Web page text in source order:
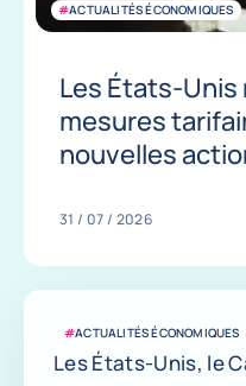
#ACTUALITÉS ÉCONOMIQUES
Les États-
mesures
nouvelles
31 / 07 / 2026
#ACTUALITÉS ÉCONOMIQUES
Les États-Unis, le